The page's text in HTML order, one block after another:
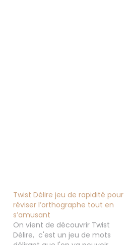
Twist Délire jeu de rapidité pour
réviser l’orthographe tout en
s’amusant
On vient de découvrir Twist
Délire, c'est un jeu de mots